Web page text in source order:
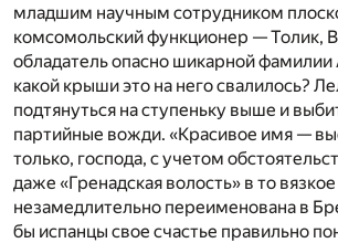
младшим научным сотрудником
комсомольский функционер — Толик,
обладатель опасно шикарной
какой крыши это на него свалилось?
подтянуться на ступеньку выше и
партийные вожди. «Красивое имя —
только, господа, с учетом
даже «Гренадская волость» в то
незамедлительно переименована в
бы испанцы свое счастье правильно